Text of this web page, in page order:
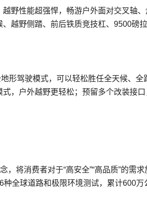
野性能超强悍，畅游户外面对交叉轴
越野侧踏、前后铁质竞技杠、9500磅
形驾驶模式，可以轻松胜任全天候、全
，户外越野更轻松；预留多个改装接
将消费者对于“高安全”“高品质”的需
全球道路和极限环境测试，累计600